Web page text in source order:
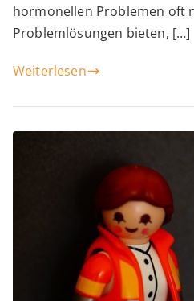
hormonellen Problemen oft
Problemlösungen bieten, […]
Weiterlesen